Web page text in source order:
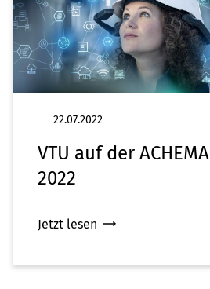
22.07.2022
VTU auf der ACHEMA
2022
Jetzt lesen